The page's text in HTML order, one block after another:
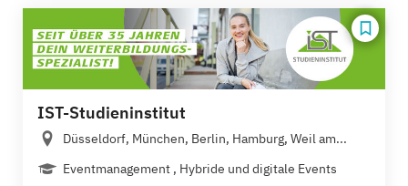
IST-Studieninstitut
Düsseldorf, München, Berlin, Hamburg, Weil am...
Eventmanagement , Hybride und digitale Events